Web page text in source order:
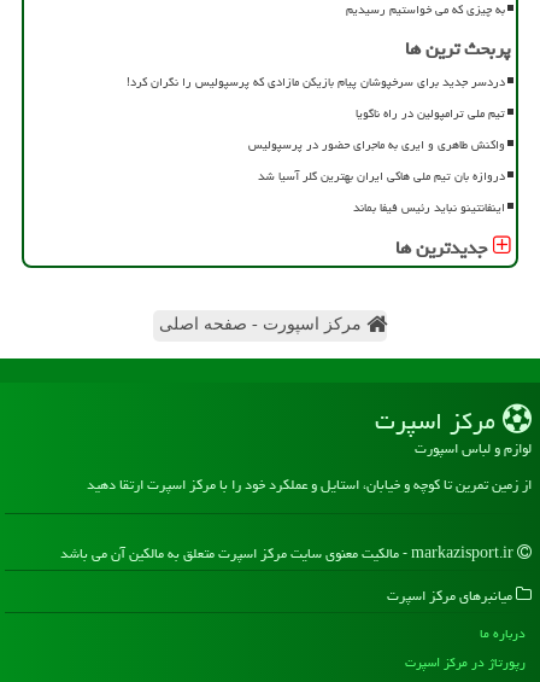
به چیزی که می خواستیم رسیدیم
پربحث ترین ها
دردسر جدید برای سرخپوشان پیام بازیکن مازادی که پرسپولیس را نگران کرد!
تیم ملی ترامپولین در راه ناگویا
واکنش طاهری و ایری به ماجرای حضور در پرسپولیس
دروازه بان تیم ملی هاکی ایران بهترین گلر آسیا شد
اینفانتینو نباید رئیس فیفا بماند
جدیدترین ها
مرکز اسپورت - صفحه اصلی
مركز اسپرت
لوازم و لباس اسپورت
از زمین تمرین تا کوچه و خیابان، استایل و عملکرد خود را با مرکز اسپرت ارتقا دهید
میانبرهای مركز اسپرت
درباره ما
رپورتاژ در مركز اسپرت